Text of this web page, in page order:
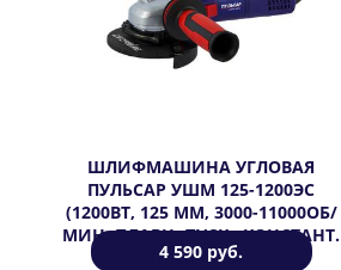
ШЛИФМАШИНА УГЛОВАЯ
ПУЛЬСАР УШМ 125-1200ЭС
(1200ВТ, 125 ММ, 3000-11000ОБ/
МИН, ПЛАВН. ПУСК., КОНСТАНТ.
ЭЛЕКТР., 2,5КГ)
4 590 руб.